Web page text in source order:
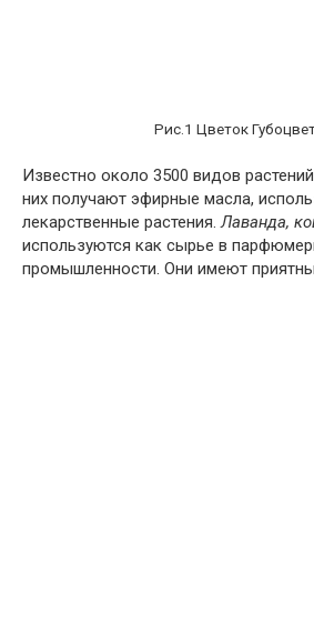
Рис.1 Цветок
Известно около 3500 видов
них получают эфирные масла,
лекарственные растения. Лаванда,
используются как сырье в
промышленности. Они имеют